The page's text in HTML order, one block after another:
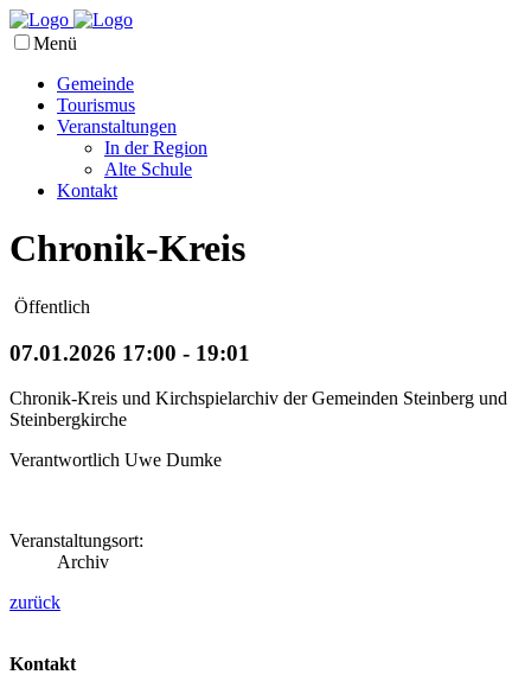
Menü
Gemeinde
Tourismus
Veranstaltungen
In der Region
Alte Schule
Kontakt
Chronik-Kreis
Öffentlich
07.01.2026 17:00 - 19:01
Chronik-Kreis und Kirchspielarchiv der Gemeinden Steinberg und
Steinbergkirche
Verantwortlich Uwe Dumke
Veranstaltungsort:
Archiv
zurück
Kontakt